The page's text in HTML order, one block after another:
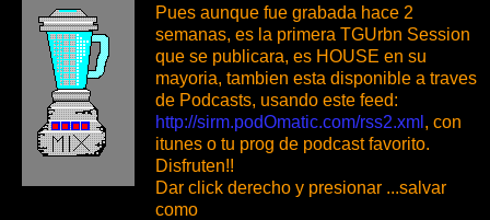
Pues aunque fue grabada hace 2
semanas, es la primera TGUrbn Session
que se publicara, es HOUSE en su
mayoria, tambien esta disponible a traves
de Podcasts, usando este feed:
http://sirm.podOmatic.com/rss2.xml , con
itunes o tu prog de podcast favorito.
Disfruten!!
Dar click derecho y presionar ...salvar
como